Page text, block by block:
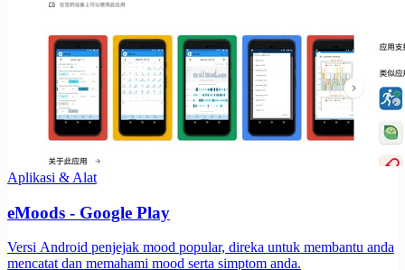
Aplikasi & Alat
eMoods - Google Play
Versi Android penjejak mood popular, direka untuk membantu anda
mencatat dan memahami mood serta simptom anda.